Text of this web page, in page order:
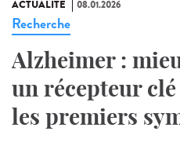
ACTUALITÉ 08.01.2026
Recherche
Alzheimer :
un récepteur
les premiers